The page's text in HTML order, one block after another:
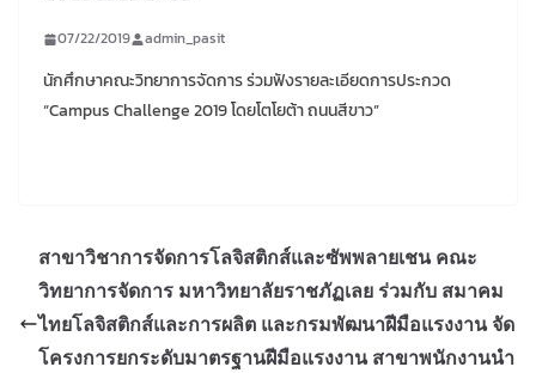
07/22/2019 admin_pasit
นักศึกษาคณะวิทยาการจัดการ ร่วมฟังรายละเอียดการประกวด
“Campus Challenge 2019 โดยโตโยต้า ถนนสีขาว”
สาขาวิชาการจัดการโลจิสติกส์และซัพพลายเชน คณะ
วิทยาการจัดการ มหาวิทยาลัยราชภัฏเลย ร่วมกับ สมาคม
ไทยโลจิสติกส์และการผลิต และกรมพัฒนาฝีมือแรงงาน จัด
โครงการยกระดับมาตรฐานฝีมือแรงงาน สาขาพนักงานนำ